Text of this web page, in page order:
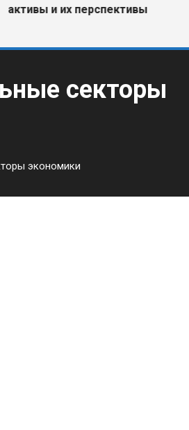
и их перспективы
секторы
экономики